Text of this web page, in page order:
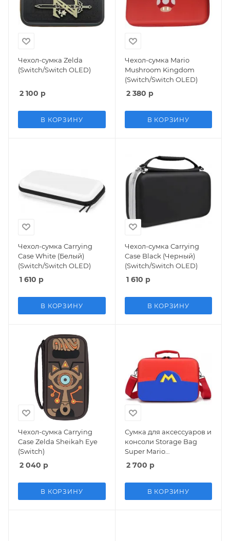
Чехол-сумка Zelda
(Switch/Switch OLED)
2 100 р
В КОРЗИНУ
Чехол-сумка Mario
Mushroom Kingdom
(Switch/Switch OLED)
2 380 р
В КОРЗИНУ
Чехол-сумка Carrying
Case White (Белый)
(Switch/Switch OLED)
1 610 р
В КОРЗИНУ
Чехол-сумка Carrying
Case Black (Черный)
(Switch/Switch OLED)
1 610 р
В КОРЗИНУ
Чехол-сумка Carrying
Case Zelda Sheikah Eye
(Switch)
2 040 р
В КОРЗИНУ
Сумка для аксессуаров и
консоли Storage Bag
Super Mario
(Switch/Switch OLED)
2 700 р
В КОРЗИНУ